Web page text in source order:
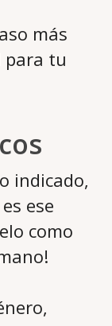
más
para tu
indicado,
ese
como